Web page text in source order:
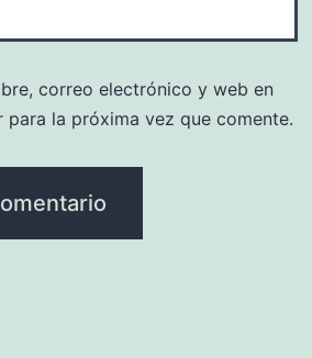
correo electrónico y web en
para la próxima vez que comente.